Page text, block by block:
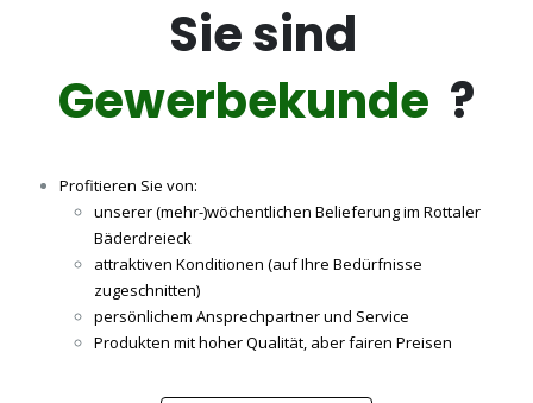
Sie sind
Gewerbekunde ?
Profitieren Sie von:
unserer (mehr-)wöchentlichen Belieferung im Rottaler
Bäderdreieck
attraktiven Konditionen (auf Ihre Bedürfnisse
zugeschnitten)
persönlichem Ansprechpartner und Service
Produkten mit hoher Qualität, aber fairen Preisen